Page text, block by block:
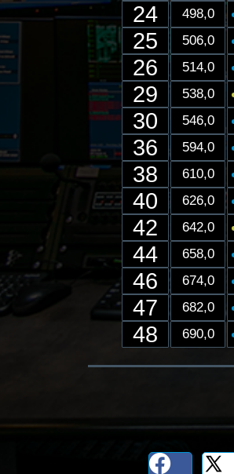
24 498,0
25 506,0
26 514,0
29 538,0
30 546,0
36 594,0
38 610,0
40 626,0
42 642,0
44 658,0
46 674,0
47 682,0
48 690,0